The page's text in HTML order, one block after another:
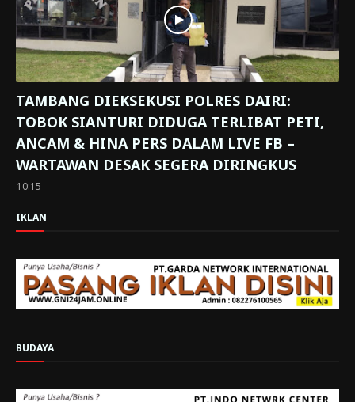
TAMBANG DIEKSEKUSI POLRES DAIRI:
TOBOK SIANTURI DIDUGA TERLIBAT PETI,
ANCAM & HINA PERS DALAM LIVE FB –
WARTAWAN DESAK SEGERA DIRINGKUS
10:15
IKLAN
BUDAYA